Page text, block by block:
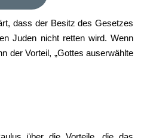
dass der Besitz des Gesetzes
Juden nicht retten wird. Wenn
der Vorteil, „Gottes auserwählte